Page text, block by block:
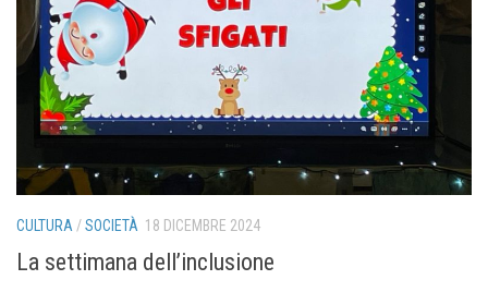
CULTURA/SOCIETÀ 18 DICEMBRE 2024
La settimana dell’inclusione